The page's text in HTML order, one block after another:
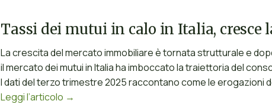
Tassi dei mutui in calo in Italia, cresce
La crescita del mercato immobiliare è tornata strutturale e
il mercato dei mutui in Italia ha imboccato la traiettoria del
I dati del terzo trimestre 2025 raccontano come le erogazioni
Leggi l’articolo →